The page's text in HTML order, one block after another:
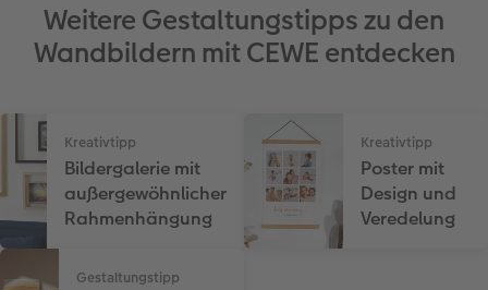
Weitere Gestaltungstipps zu den
Wandbildern mit CEWE entdecken
Kreativtipp
Bildergalerie mit
außergewöhnlicher
Rahmenhängung
Kreativtipp
Poster mit
Design und
Veredelung
Gestaltungstipp